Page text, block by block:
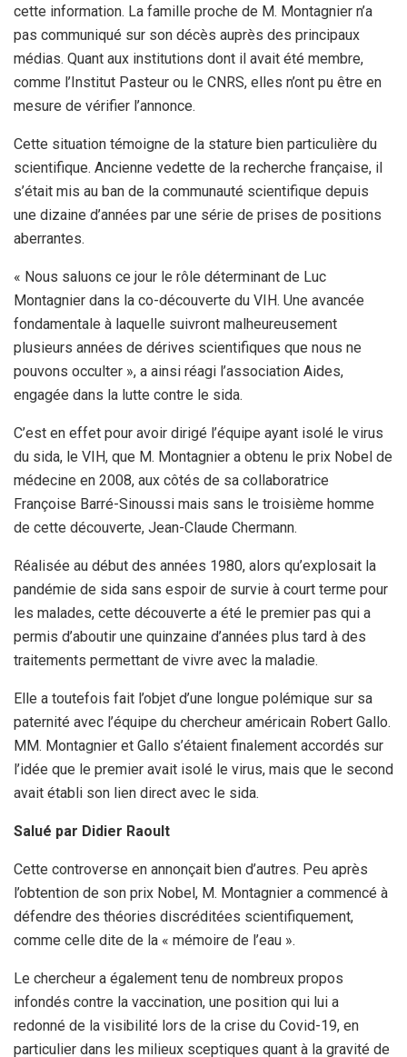
cette information. La famille proche de M. Montagnier n’a
pas communiqué sur son décès auprès des principaux
médias. Quant aux institutions dont il avait été membre,
comme l’Institut Pasteur ou le CNRS, elles n’ont pu être en
mesure de vérifier l’annonce.
Cette situation témoigne de la stature bien particulière du
scientifique. Ancienne vedette de la recherche française, il
s’était mis au ban de la communauté scientifique depuis
une dizaine d’années par une série de prises de positions
aberrantes.
« Nous saluons ce jour le rôle déterminant de Luc
Montagnier dans la co-découverte du VIH. Une avancée
fondamentale à laquelle suivront malheureusement
plusieurs années de dérives scientifiques que nous ne
pouvons occulter », a ainsi réagi l’association Aides,
engagée dans la lutte contre le sida.
C’est en effet pour avoir dirigé l’équipe ayant isolé le virus
du sida, le VIH, que M. Montagnier a obtenu le prix Nobel de
médecine en 2008, aux côtés de sa collaboratrice
Françoise Barré-Sinoussi mais sans le troisième homme
de cette découverte, Jean-Claude Chermann.
Réalisée au début des années 1980, alors qu’explosait la
pandémie de sida sans espoir de survie à court terme pour
les malades, cette découverte a été le premier pas qui a
permis d’aboutir une quinzaine d’années plus tard à des
traitements permettant de vivre avec la maladie.
Elle a toutefois fait l’objet d’une longue polémique sur sa
paternité avec l’équipe du chercheur américain Robert Gallo.
MM. Montagnier et Gallo s’étaient finalement accordés sur
l’idée que le premier avait isolé le virus, mais que le second
avait établi son lien direct avec le sida.
Salué par Didier Raoult
Cette controverse en annonçait bien d’autres. Peu après
l’obtention de son prix Nobel, M. Montagnier a commencé à
défendre des théories discréditées scientifiquement,
comme celle dite de la « mémoire de l’eau ».
Le chercheur a également tenu de nombreux propos
infondés contre la vaccination, une position qui lui a
redonné de la visibilité lors de la crise du Covid-19, en
particulier dans les milieux sceptiques quant à la gravité de